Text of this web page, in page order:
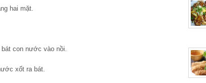
hai mặt.
con nước vào nồi.
xốt ra bát.